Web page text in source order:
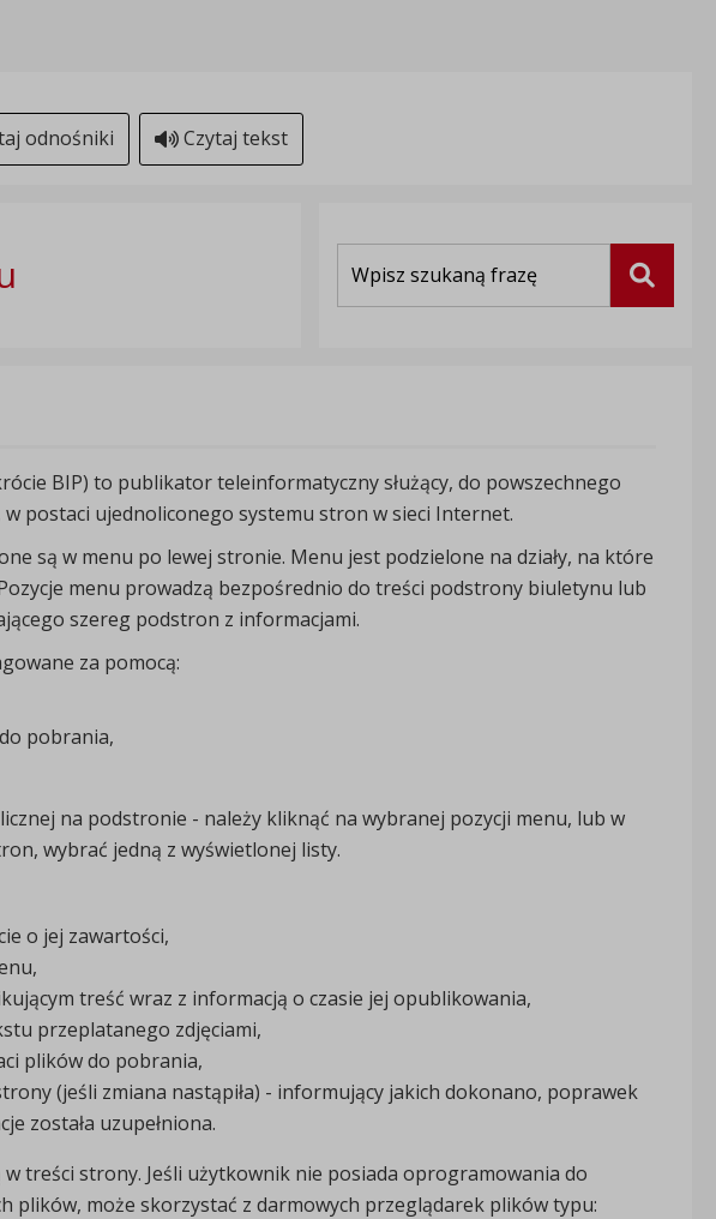
paragrafami
domyślne
odnośniki Czytaj tekst
Szukaj
BIP) to publikator teleinformatyczny służący, do powszechnego
postaci ujednoliconego systemu stron w sieci Internet.
są w menu po lewej stronie. Menu jest podzielone na działy, na które
menu prowadzą bezpośrednio do treści podstrony biuletynu lub
szereg podstron z informacjami.
za pomocą:
pobrania,
na podstronie - należy kliknąć na wybranej pozycji menu, lub w
wybrać jedną z wyświetlonej listy.
o jej zawartości,
treść wraz z informacją o czasie jej opublikowania,
przeplatanego zdjęciami,
plików do pobrania,
(jeśli zmiana nastąpiła) - informujący jakich dokonano, poprawek
została uzupełniona.
treści strony. Jeśli użytkownik nie posiada oprogramowania do
plików, może skorzystać z darmowych przeglądarek plików typu: